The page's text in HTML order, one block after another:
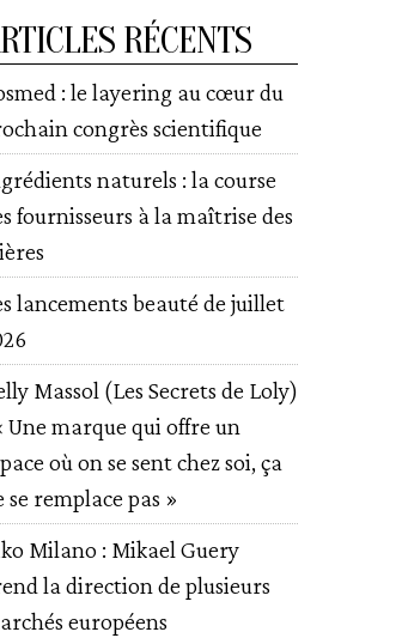
RÉCENTS
: le layering au cœur du
congrès scientifique
naturels : la course
fournisseurs à la maîtrise des
lancements beauté de juillet
Massol (Les Secrets de Loly)
Une marque qui offre un
où on se sent chez soi, ça
se remplace pas »
Milano : Mikael Guery
la direction de plusieurs
européens